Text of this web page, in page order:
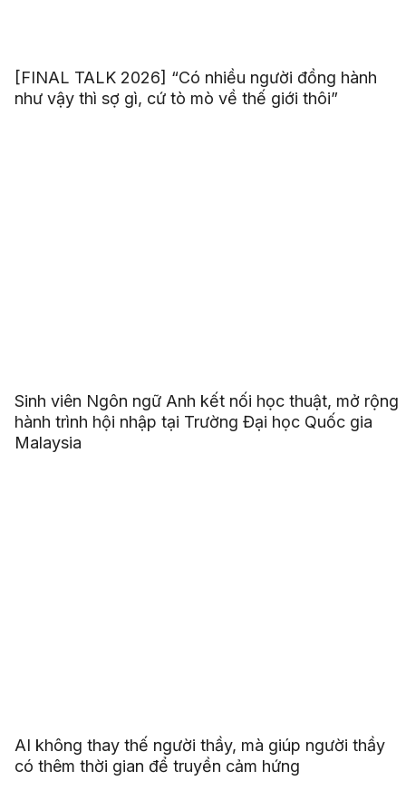
[FINAL TALK 2026] “Có nhiều người đồng hành
như vậy thì sợ gì, cứ tò mò về thế giới thôi”
Sinh viên Ngôn ngữ Anh kết nối học thuật, mở rộng
hành trình hội nhập tại Trường Đại học Quốc gia
Malaysia
AI không thay thế người thầy, mà giúp người thầy
có thêm thời gian để truyền cảm hứng